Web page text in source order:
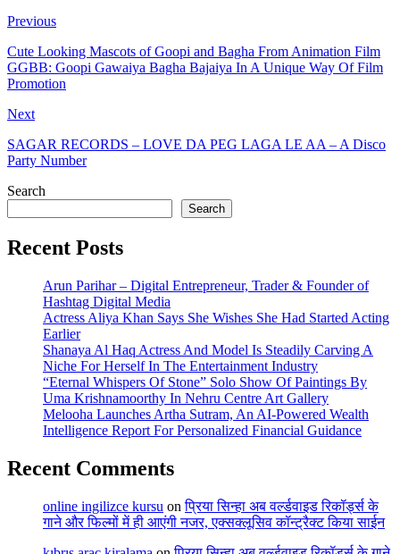
Previous
Cute Looking Mascots of Goopi and Bagha From Animation Film
GGBB: Goopi Gawaiya Bagha Bajaiya In A Unique Way Of Film
Promotion
Next
SAGAR RECORDS – LOVE DA PEG LAGA LE AA – A Disco
Party Number
Search
Search
Recent Posts
Arun Parihar – Digital Entrepreneur, Trader & Founder of
Hashtag Digital Media
Actress Aliya Khan Says She Wishes She Had Started Acting
Earlier
Shanaya Al Haq Actress And Model Is Steadily Carving A
Niche For Herself In The Entertainment Industry
“Eternal Whispers Of Stone” Solo Show Of Paintings By
Uma Krishnamoorthy In Nehru Centre Art Gallery
Melooha Launches Artha Sutram, An AI-Powered Wealth
Intelligence Report For Personalized Financial Guidance
Recent Comments
online ingilizce kursu onप्रिया सिन्हा अब वर्ल्डवाइड रिकॉर्ड्स के
गाने और फिल्मों में ही आएंगी नजर, एक्सक्लूसिव कॉन्ट्रैक्ट किया साईन